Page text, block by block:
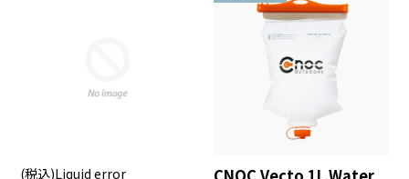
(税込)Liquid error